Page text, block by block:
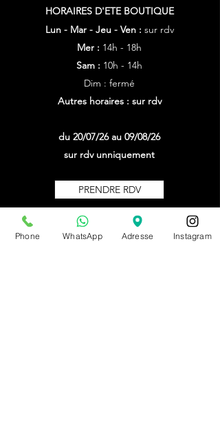
HORAIRES D'ETE BOUTIQUE
Lun - Mar - Jeu - Ven : sur rdv
Mer : 14h - 18h
Sam : 10h - 14h
Dim : fermé
Autres horaires : sur rdv
du 20/07/26 au 09/08/26
sur rdv unniquement
PRENDRE RDV
Phone WhatsApp Adresse Instagram